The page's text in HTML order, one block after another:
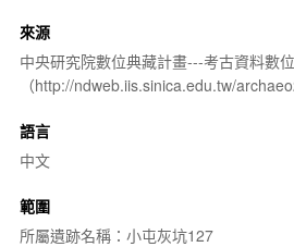
來源
中央研究院數位典藏計畫---考古資料數
（http://ndweb.iis.sinica.edu.tw/
語言
中文
範圍
所屬遺跡名稱：小屯灰坑127